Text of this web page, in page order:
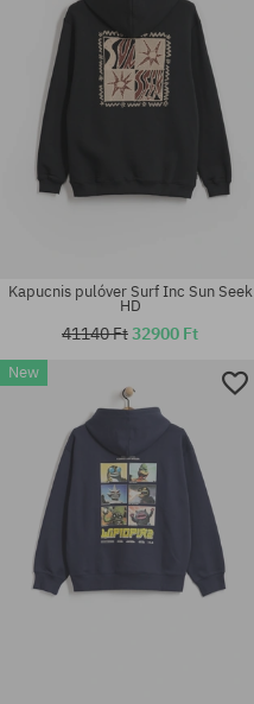
Elérhető méretek:
Kapucnis pulóver Surf Inc Sun Seek
HD
41140 Ft32900 Ft
New